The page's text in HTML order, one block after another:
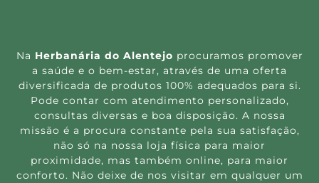
Na Herbanária do Alentejo procuramos promover
a saúde e o bem-estar, através de uma oferta
diversificada de produtos 100% adequados para si.
Pode contar com atendimento personalizado,
consultas diversas e boa disposição. A nossa
missão é a procura constante pela sua satisfação,
não só na nossa loja física para maior
proximidade, mas também online, para maior
conforto. Não deixe de nos visitar em qualquer um